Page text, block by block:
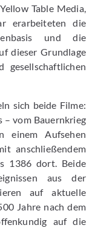
Table Media,
erarbeiteten die
und die
dieser Grundlage
sich beide Filme:
– vom Bauernkrieg
einem Aufsehen
anschließendem
1386 dort. Beide
aus der
auf aktuelle
Jahre nach dem
auf die